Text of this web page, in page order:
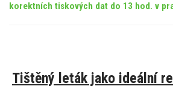
korektních tiskových dat do 13 hod. v
Tištěný leták jako ideální